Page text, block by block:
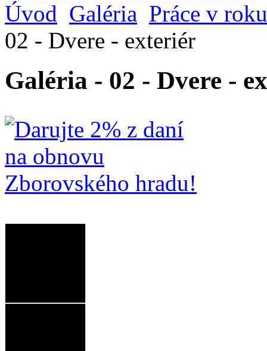
Úvod Galéria Práce v
02 - Dvere - exteriér
Galéria - 02 - Dvere -